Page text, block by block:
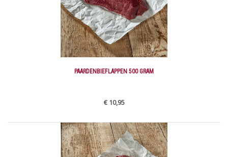
PAARDENBIEFLAPPEN 500 GRAM
€ 10,95